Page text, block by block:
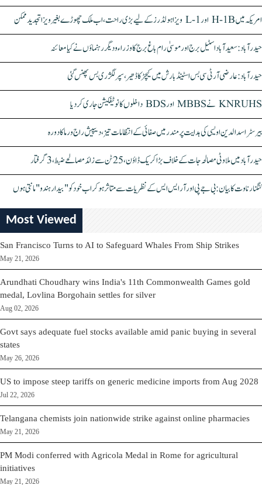
امریکہ میں H-1B اور L-1 ویزا ہولڈرز کے لیے بڑی راحت، اب ملک چھوڑے بغیر ویزا تجدید ممکن
حیدرآباد: سعیدآباد اسٹیل برج اور موسیٰ رام باغ برج کا وزراء و دیگر رہنماؤں نے کیا معائنہ
حیدرآباد: عارضی آر ٹی سی بس اسٹینڈ بارش میں کیچڑ کا ڈھیر، سپر لگژری بس پھنس گئی
KNRUHS نے MBBS اور BDS داخلوں کا نوٹیفکیشن جاری کر دیا
بیرسٹر اسدالدین اویسی کی ہدایت پر مندر میں صفائی کے انتظامات تیز، دیپیش راج ورما کا دورہ
حیدرآباد میں ملاوٹی مصالحہ جات کے خلاف بڑا کریک ڈاؤن، 25 ٹن سے زائد مصالحے ضبط، 3 گرفتار
کنگنا رناوت کا بیان: بی جے پی اور آر ایس ایس کے نظریات سے متاثر ہو کر اب خود کو "بیدار ہندو" مانتی ہوں
Most Viewed
San Francisco Turns to AI to Safeguard Whales From Ship Strikes
May 21, 2026
Arundhati Choudhary wins India's 11th Commonwealth Games gold
medal, Lovlina Borgohain settles for silver
Aug 02, 2026
Govt says adequate fuel stocks available amid panic buying in several
states
May 26, 2026
US to impose steep tariffs on generic medicine imports from Aug 2028
Jul 22, 2026
Telangana chemists join nationwide strike against online pharmacies
May 21, 2026
PM Modi conferred with Agricola Medal in Rome for agricultural
initiatives
May 21, 2026